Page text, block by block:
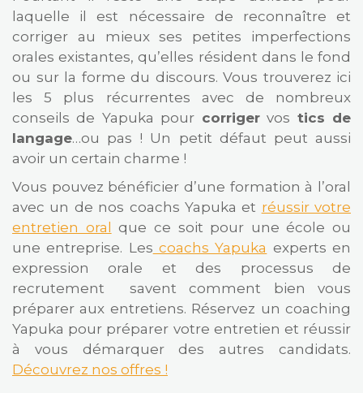
laquelle il est nécessaire de reconnaître et
corriger au mieux ses petites imperfections
orales existantes, qu’elles résident dans le fond
ou sur la forme du discours. Vous trouverez ici
les 5 plus récurrentes avec de nombreux
conseils de Yapuka pour corrigervos tics de
langage…ou pas ! Un petit défaut peut aussi
avoir un certain charme !
Vous pouvez bénéficier d’une formation à l’oral
avec un de nos coachs Yapuka et réussir votre
entretien oral que ce soit pour une école ou
une entreprise. Les coachs Yapuka experts en
expression orale et des processus de
recrutement savent comment bien vous
préparer aux entretiens. Réservez un coaching
Yapuka pour préparer votre entretien et réussir
à vous démarquer des autres candidats.
Découvrez nos offres !